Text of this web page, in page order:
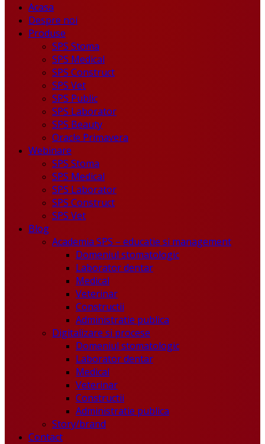
Acasa
Despre noi
Produse
SPS Stoma
SPS Medical
SPS Construct
SPS Vet
SPS Public
SPS Laborator
SPS Beauty
Oracle Primavera
Webinare
SPS Stoma
SPS Medical
SPS Laborator
SPS Construct
SPS Vet
Blog
Academia SPS – educatie si management
Domeniul stomatologic
Laborator dentar
Medical
Veterinar
Constructii
Administratie publica
Digitalizare si procese
Domeniul stomatologic
Laborator dentar
Medical
Veterinar
Constructii
Administratie publica
Story/brand
Contact